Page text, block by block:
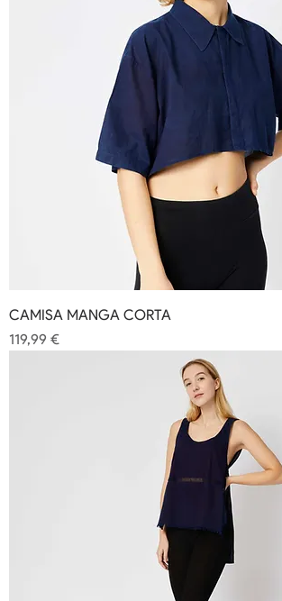
CAMISA MANGA CORTA
Precio
119,99 €